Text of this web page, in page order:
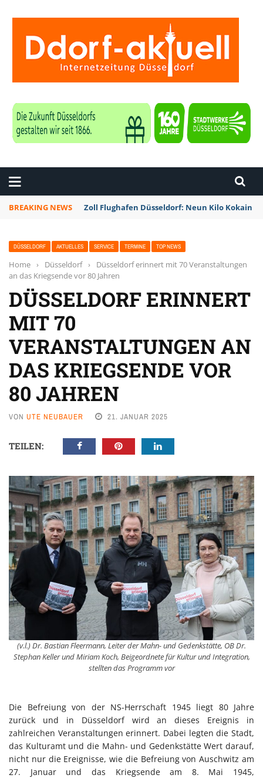
BREAKING NEWS Zoll Flughafen Düsseldorf: Neun Kilo Kokain
DÜSSELDORF AKTUELLES SERVICE TERMINE TOP NEWS
Home › Düsseldorf ›
Düsseldorf erinnert mit 70 Veranstaltungen
an das Kriegsende vor 80 Jahren
DÜSSELDORF ERINNERT
MIT 70
VERANSTALTUNGEN AN
DAS KRIEGSENDE VOR
80 JAHREN
VON UTE NEUBAUER 21. JANUAR 2025
TEILEN:
(v.l.) Dr. Bastian Fleermann, Leiter der Mahn- und Gedenkstätte, OB Dr.
Stephan Keller und Miriam Koch, Beigeordnete für Kultur und Integration,
stellten das Programm vor
Die Befreiung von der NS-Herrschaft 1945 liegt 80 Jahre
zurück und in Düsseldorf wird an dieses Ereignis in
zahlreichen Veranstaltungen erinnert. Dabei legten die Stadt,
das Kulturamt und die Mahn- und Gedenkstätte Wert darauf,
nicht nur die Ereignisse, wie die Befreiung von Auschwitz am
27. Januar und das Kriegsende am 8. Mai 1945,